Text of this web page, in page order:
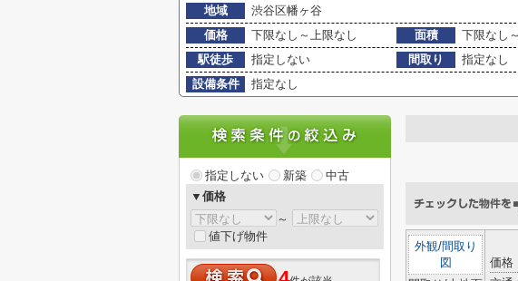
地域
渋谷区幡ヶ谷
価格
下限なし～上限なし 面積 下限なし
駅徒歩
指定しない 間取り
指定なし
設備条件
指定なし
外観/間取り
図
価格
指定しない 新築
中古
▼価格
～
値下げ物件